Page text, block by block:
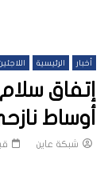
أخبار الرئيسية
إتفاق
أوساط
شبكة عاين قبل